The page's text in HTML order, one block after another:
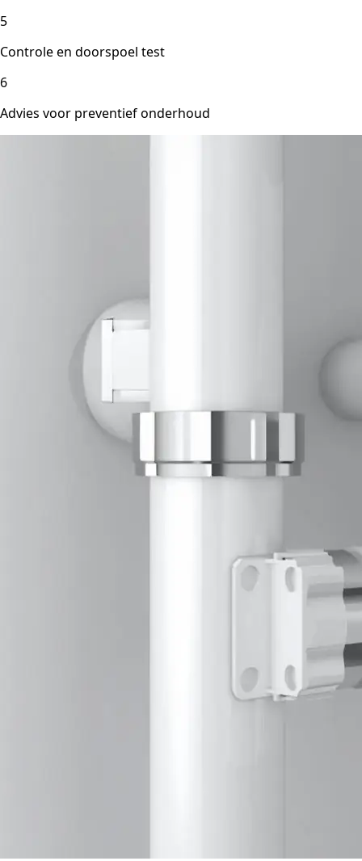
5
Controle en doorspoel test
6
Advies voor preventief onderhoud